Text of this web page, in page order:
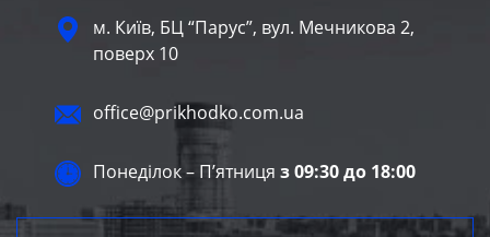
м. Київ, БЦ “Парус”, вул. Мечникова 2,
поверх 10
office@prikhodko.com.ua
Понеділок – П’ятниця з 09:30 до 18:00